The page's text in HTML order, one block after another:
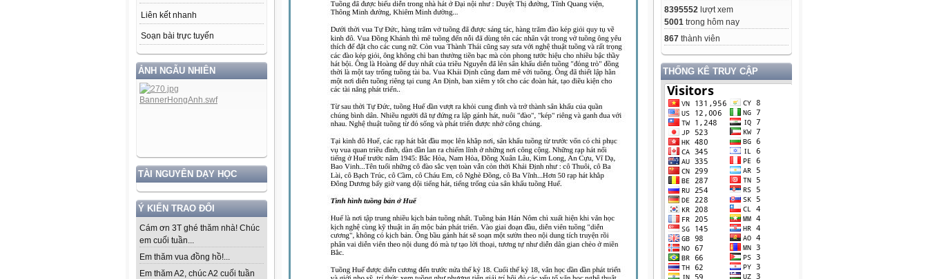
Liên kết nhanh
Soạn bài trực tuyến
ẢNH NGẪU NHIÊN
TÀI NGUYÊN DẠY HỌC
Ý KIẾN TRAO ĐỔI
Cám ơn 3T ghé thăm nhà! Chúc
em cuối tuần...
Em thăm vua đồng hồ!...
Em thăm A2, chúc A2 cuối tuần
8395552 lượt xem
5001 trong hôm nay
867 thành viên
THỐNG KÊ TRUY CẬP